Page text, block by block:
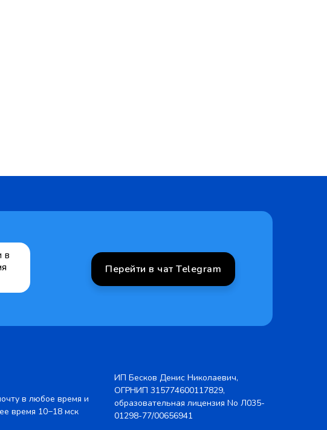
в
Перейти в чат Telegram
в любое время и
время 10−18 мск
ИП Бесков Денис Николаевич,
ОГРНИП 315774600117829,
образовательная лицензия No Л035-
01298-77/00656941